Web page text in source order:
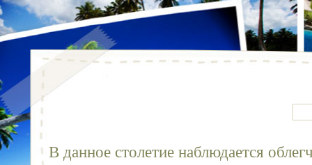
В данное столетие наблюдается